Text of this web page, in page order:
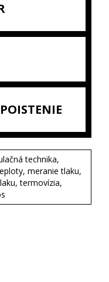
technika,
meranie tlaku,
termovízia,